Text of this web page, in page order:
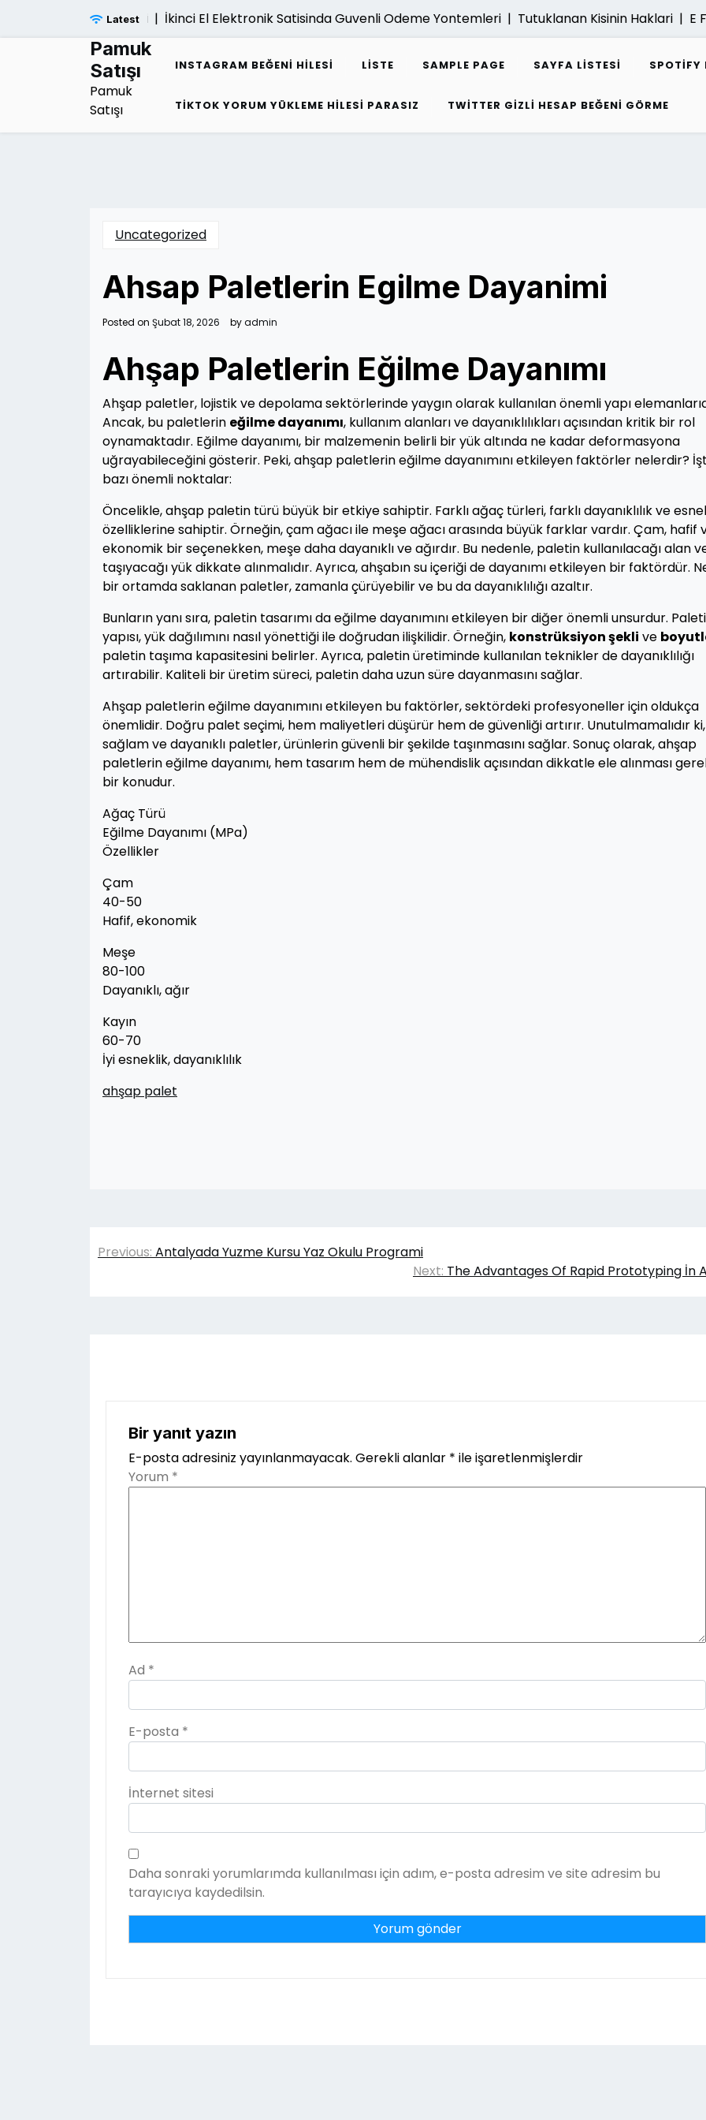
Latest İkinci El Elektronik Satisinda Guvenli Odeme Yontemleri |Tutuklanan Kisinin Haklari |E
Pamuk
Satışı
Pamuk
Satışı
INSTAGRAM BEĞENI HILESI LISTE SAMPLE PAGE SAYFA LISTESI SPOTIFY
TIKTOK YORUM YÜKLEME HILESI PARASIZ TWITTER GIZLI HESAP BEĞENI GÖRME
Uncategorized
Ahsap Paletlerin Egilme Dayanimi
Posted on Şubat 18, 2026 byadmin
Ahşap Paletlerin Eğilme Dayanımı
Ahşap paletler, lojistik ve depolama sektörlerinde yaygın olarak kullanılan önemli yapı
Ancak, bu paletlerin eğilme dayanımı, kullanım alanları ve dayanıklılıkları açısından kritik bir rol
oynamaktadır. Eğilme dayanımı, bir malzemenin belirli bir yük altında ne kadar deformasyona
uğrayabileceğini gösterir. Peki, ahşap paletlerin eğilme dayanımını etkileyen faktörler nelerdir?
bazı önemli noktalar:
Öncelikle, ahşap paletin türü büyük bir etkiye sahiptir. Farklı ağaç türleri, farklı dayanıklılık ve
özelliklerine sahiptir. Örneğin, çam ağacı ile meşe ağacı arasında büyük farklar vardır. Çam, hafif
ekonomik bir seçenekken, meşe daha dayanıklı ve ağırdır. Bu nedenle, paletin kullanılacağı alan
taşıyacağı yük dikkate alınmalıdır. Ayrıca, ahşabın su içeriği de dayanımı etkileyen bir faktördür.
bir ortamda saklanan paletler, zamanla çürüyebilir ve bu da dayanıklılığı azaltır.
Bunların yanı sıra, paletin tasarımı da eğilme dayanımını etkileyen bir diğer önemli unsurdur.
yapısı, yük dağılımını nasıl yönettiği ile doğrudan ilişkilidir. Örneğin, konstrüksiyon şekli ve
paletin taşıma kapasitesini belirler. Ayrıca, paletin üretiminde kullanılan teknikler de dayanıklılığı
artırabilir. Kaliteli bir üretim süreci, paletin daha uzun süre dayanmasını sağlar.
Ahşap paletlerin eğilme dayanımını etkileyen bu faktörler, sektördeki profesyoneller için oldukça
önemlidir. Doğru palet seçimi, hem maliyetleri düşürür hem de güvenliği artırır. Unutulmamalıdır ki,
sağlam ve dayanıklı paletler, ürünlerin güvenli bir şekilde taşınmasını sağlar. Sonuç olarak, ahşap
paletlerin eğilme dayanımı, hem tasarım hem de mühendislik açısından dikkatle ele alınması
bir konudur.
Ağaç Türü
Eğilme Dayanımı (MPa)
Özellikler
Çam
40-50
Hafif, ekonomik
Meşe
80-100
Dayanıklı, ağır
Kayın
60-70
İyi esneklik, dayanıklılık
ahşap palet
Yazı
Previous: Antalyada Yuzme Kursu Yaz Okulu Programi
Next: The Advantages Of Rapid Prototyping İn
Bir yanıt yazın
E-posta adresiniz yayınlanmayacak. Gerekli alanlar * ile işaretlenmişlerdir
Yorum *
Ad *
E-posta *
İnternet sitesi
Daha sonraki yorumlarımda kullanılması için adım, e-posta adresim ve site adresim bu
tarayıcıya kaydedilsin.